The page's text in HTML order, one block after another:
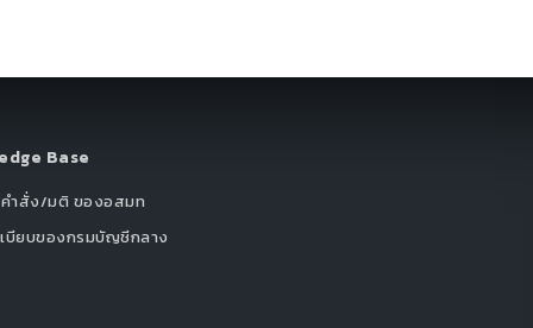
Base
คำสั่ง/มติ ของอสมท
บียบของกรมบัญชีกลาง